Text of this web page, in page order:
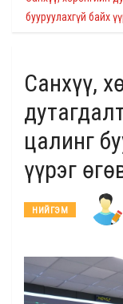
бууруулахгүй байх
Санхүү,
цалинг
үүрэг
НИЙГЭМ